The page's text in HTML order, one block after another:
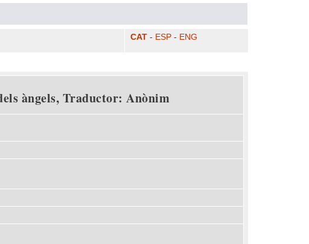
CAT - ESP - ENG
àngels, Traductor: Anònim